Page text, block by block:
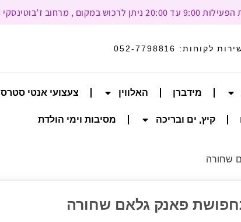
ז’בוטינסקי 93, רמת גן
לקוחות: 052-7798816
מידברן האלווין צעצועי אנטי סטרס
קיץ, ים ובריכה מסיבות וימי הולדת
שחורה
פאנק גלאם שחורה